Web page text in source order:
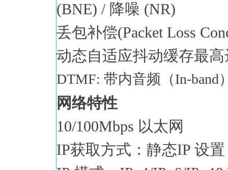
(BNE) / 降噪 (NR)
丢包补偿(Packet Loss
动态自适应抖动缓存最
DTMF: 带内音频（In-band
网络特性
10/100Mbps 以太网
IP获取方式：静态IP 设